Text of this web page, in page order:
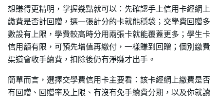
想賺得更精明，掌握幾點就可以：先確認手上信用卡經網上
繳費是否計回贈，選一張計分的卡就能穩袋；交學費回贈多
數設有上限，學費較高時分用兩張卡就能覆蓋更多；學生卡
信用額有限，可預先增值再繳付，一樣賺到回贈；個別繳費
渠道會收手續費，扣除後仍有淨賺才出手。
簡單而言，選擇交學費信用卡主要看：該卡經網上繳費是否
有回贈、回贈率及上限、有沒有免手續費分期，以及你就讀